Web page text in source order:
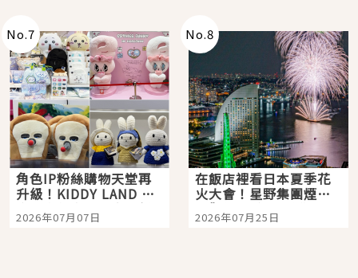
No.7
角色IP粉絲購物天堂再
升級！KIDDY LAND 原
宿店吉伊卡哇迎客，新
開幕 OMOKADO 店3分
2026年07月07日
No.8
在飯店裡看日本夏季花
火大會！星野集團煙火
景觀飯店6選，讓你不用
人擠人悠閒欣賞
2026年07月25日